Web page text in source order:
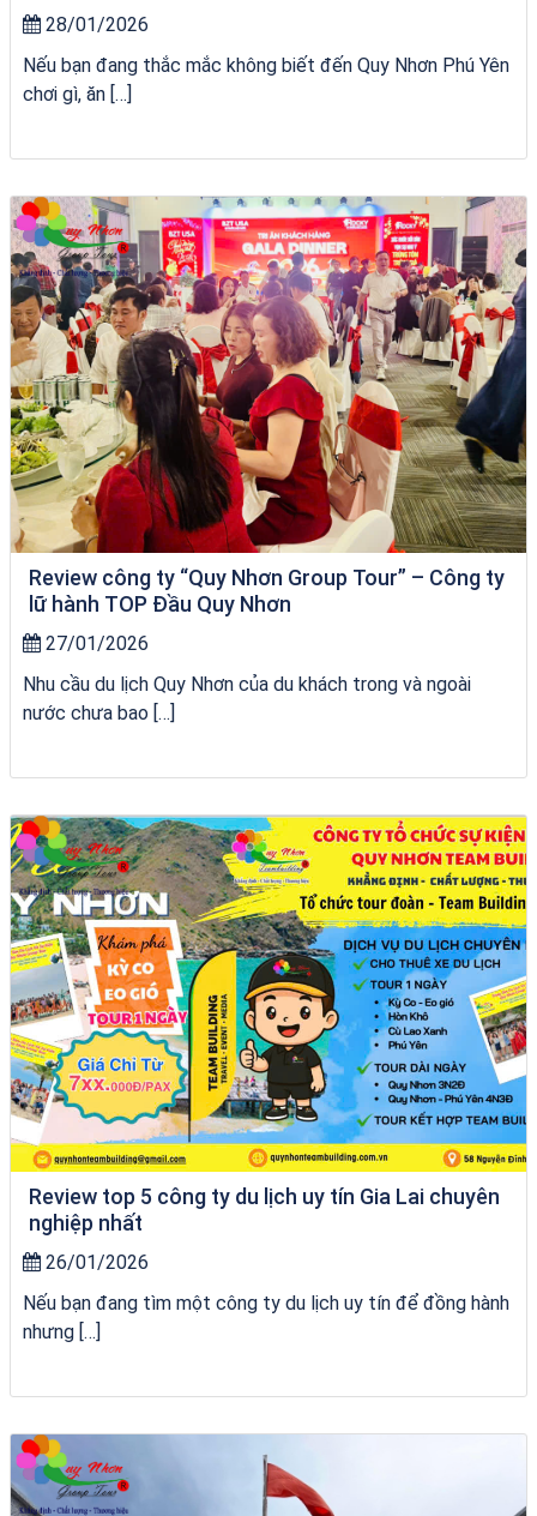
28/01/2026
Nếu bạn đang thắc mắc không biết đến Quy Nhơn Phú Yên
chơi gì, ăn […]
Homestay Đẹp Tại Măng Đen
Review công ty “Quy Nhơn Group Tour” – Công ty
lữ hành TOP Đầu Quy Nhơn
27/01/2026
Nhu cầu du lịch Quy Nhơn của du khách trong và ngoài
nước chưa bao […]
Homestay Đẹp Tại Măng Đen
Review top 5 công ty du lịch uy tín Gia Lai chuyên
nghiệp nhất
26/01/2026
Nếu bạn đang tìm một công ty du lịch uy tín để đồng hành
nhưng […]